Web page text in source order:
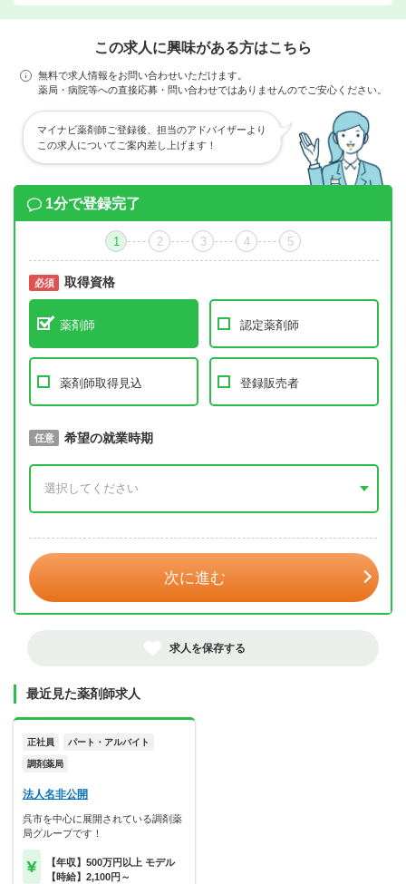
この求人に興味がある方はこちら
無料で求人情報をお問い合わせいただけます。
薬局・病院等への直接応募・問い合わせではありませんのでご安心ください。
マイナビ薬剤師ご登録後、担当のアドバイザーより
この求人についてご案内差し上げます！
1分で登録完了
1 2 3 4 5
必須 取得資格
薬剤師 認定薬剤師
薬剤師取得見込 登録販売者
必須 取得予定年
任意 希望の就業時期
次に進む
求人を保存する
最近見た薬剤師求人
正社員 パート・アルバイト
調剤薬局
法人名非公開
呉市を中心に展開されている調剤薬
局グループです！
【年収】500万円以上 モデル
【時給】2,100円～